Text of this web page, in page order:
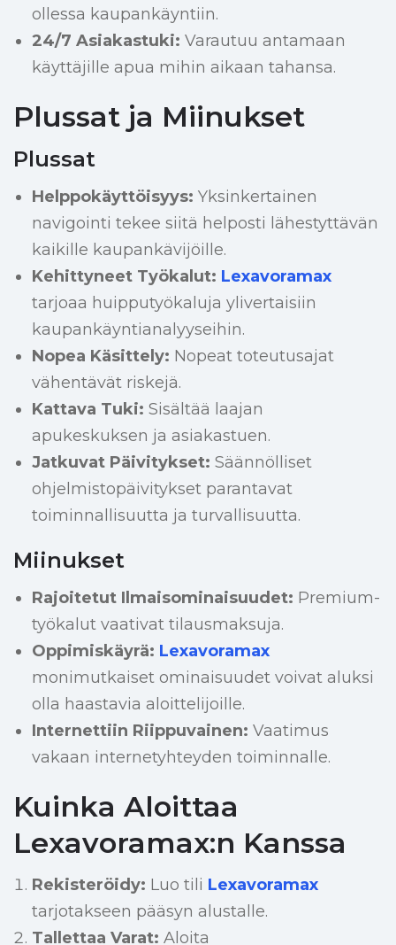
ollessa kaupankäyntiin.
24/7 Asiakastuki: Varautuu antamaan
käyttäjille apua mihin aikaan tahansa.
Plussat ja Miinukset
Plussat
Helppokäyttöisyys: Yksinkertainen
navigointi tekee siitä helposti lähestyttävän
kaikille kaupankävijöille.
Kehittyneet Työkalut: Lexavoramax
tarjoaa huipputyökaluja ylivertaisiin
kaupankäyntianalyyseihin.
Nopea Käsittely: Nopeat toteutusajat
vähentävät riskejä.
Kattava Tuki: Sisältää laajan
apukeskuksen ja asiakastuen.
Jatkuvat Päivitykset: Säännölliset
ohjelmistopäivitykset parantavat
toiminnallisuutta ja turvallisuutta.
Miinukset
Rajoitetut Ilmaisominaisuudet: Premium-
työkalut vaativat tilausmaksuja.
Oppimiskäyrä: Lexavoramax
monimutkaiset ominaisuudet voivat aluksi
olla haastavia aloittelijoille.
Internettiin Riippuvainen: Vaatimus
vakaan internetyhteyden toiminnalle.
Kuinka Aloittaa
Lexavoramax:n Kanssa
Rekisteröidy: Luo tili Lexavoramax
tarjotakseen pääsyn alustalle.
Tallettaa Varat: Aloita